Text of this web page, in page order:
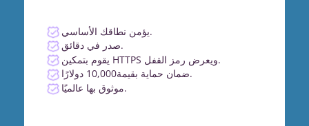
يؤمن نطاقك الأساسي.
صدر في دقائق.
يقوم بتمكين HTTPS ويعرض رمز القفل.
ضمان حماية بقيمة10,000 دولارًا.
موثوق بها عالميًا.